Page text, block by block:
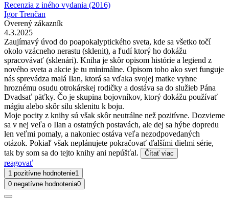
Recenzia z iného vydania (2016)
Igor Trenčan
Overený zákazník
4.3.2025
Zaujímavý úvod do poapokalyptického sveta, kde sa všetko točí
okolo vzácneho nerastu (sklenit), a ľudí ktorý ho dokážu
spracovávať (sklenári). Kniha je skôr opisom histórie a legiend z
nového sveta a akcie je tu minimálne. Opisom toho ako svet funguje
nás sprevádza malá Ilan, ktorá sa vďaka svojej matke vyhne
hroznému osudu otrokárskej rodičky a dostáva sa do služieb Pána
Dvadsať päťky. Čo je skupina bojovníkov, ktorý dokážu používať
mágiu alebo skôr silu sklenitu k boju.
Moje pocity z knihy sú však skôr neutrálne než pozitívne. Dozvieme
sa v nej veľa o Ilan a ostatných postavách, ale dej sa hýbe dopredu
len veľmi pomaly, a nakoniec ostáva veľa nezodpovedaných
otázok. Pokiaľ však neplánujete pokračovať ďalšími dielmi série,
tak by som sa do tejto knihy ani nepúšťal.
Čítať viac
reagovať
1 pozitívne hodnotenie1
0 negatívne hodnotenia0